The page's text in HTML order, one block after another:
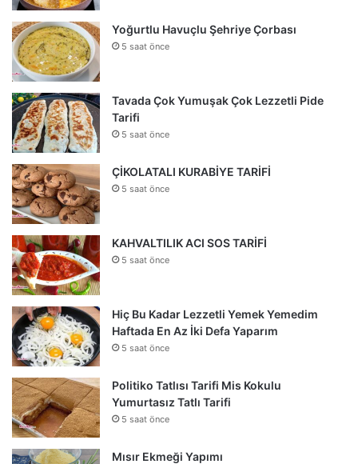
Yoğurtlu Havuçlu Şehriye Çorbası
5 saat önce
Tavada Çok Yumuşak Çok Lezzetli Pide
Tarifi
5 saat önce
ÇİKOLATALI KURABİYE TARİFİ
5 saat önce
KAHVALTILIK ACI SOS TARİFİ
5 saat önce
Hiç Bu Kadar Lezzetli Yemek Yemedim
Haftada En Az İki Defa Yaparım
5 saat önce
Politiko Tatlısı Tarifi Mis Kokulu
Yumurtasız Tatlı Tarifi
5 saat önce
Mısır Ekmeği Yapımı